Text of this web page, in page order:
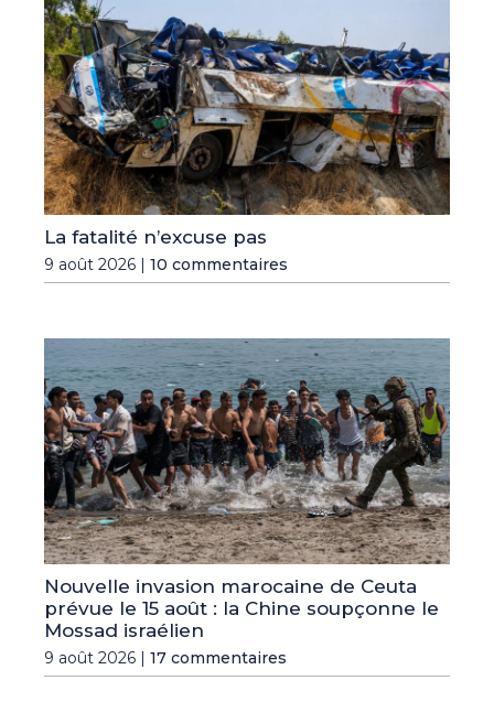
La fatalité n’excuse pas
9 août 2026 | 10 commentaires
Nouvelle invasion marocaine de Ceuta
prévue le 15 août : la Chine soupçonne le
Mossad israélien
9 août 2026 | 17 commentaires